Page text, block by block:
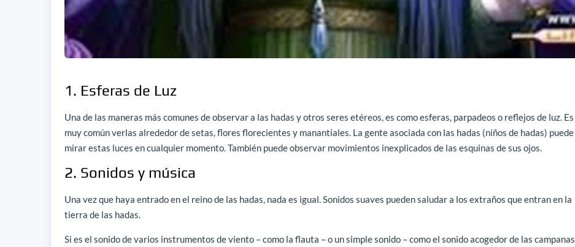
1. Esferas de Luz
Una de las maneras más comunes de observar a las hadas y otros seres etéreos, es como esferas, parpadeos o reflejos de luz. Es
muy común verlas alrededor de setas, flores florecientes y manantiales. La gente asociada con las hadas (niños de hadas) puede
mirar estas luces en cualquier momento. También puede observar movimientos inexplicados de las esquinas de sus ojos.
2. Sonidos y música
Una vez que haya entrado en el reino de las hadas, nada es igual. Sonidos suaves pueden saludar a los extraños que entran en la
tierra de las hadas.
Si es el sonido de varios instrumentos de viento – como la flauta – o un simple sonido – como el sonido acogedor de las campanas